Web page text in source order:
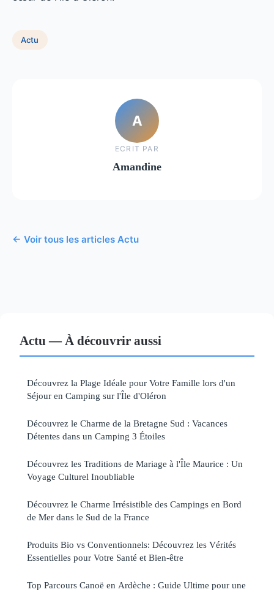
Actu
A
ECRIT PAR
Amandine
← Voir tous les articles Actu
Actu — À découvrir aussi
Découvrez la Plage Idéale pour Votre Famille lors d'un
Séjour en Camping sur l'Île d'Oléron
Découvrez le Charme de la Bretagne Sud : Vacances
Détentes dans un Camping 3 Étoiles
Découvrez les Traditions de Mariage à l'Île Maurice : Un
Voyage Culturel Inoubliable
Découvrez le Charme Irrésistible des Campings en Bord
de Mer dans le Sud de la France
Produits Bio vs Conventionnels: Découvrez les Vérités
Essentielles pour Votre Santé et Bien-être
Top Parcours Canoë en Ardèche : Guide Ultime pour une